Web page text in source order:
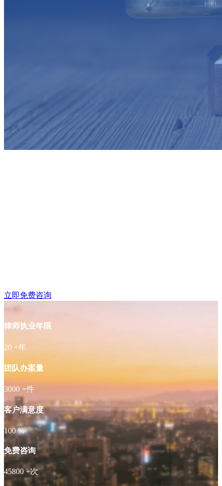
立即免费咨询
律师执业年限
20 +年
团队办案量
3000 +件
客户满意度
100 %
免费咨询
45800 +次